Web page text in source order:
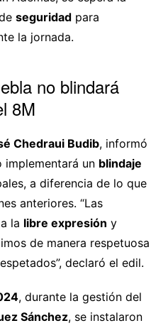
seguridadpara
la jornada.
no blindará
8M
Chedraui Budib, informó
implementará un blindaje
a diferencia de lo que
anteriores. “Las
la libre expresión y
de manera respetuosa
declaró el edil.
, durante la gestión del
Sánchez, se instalaron